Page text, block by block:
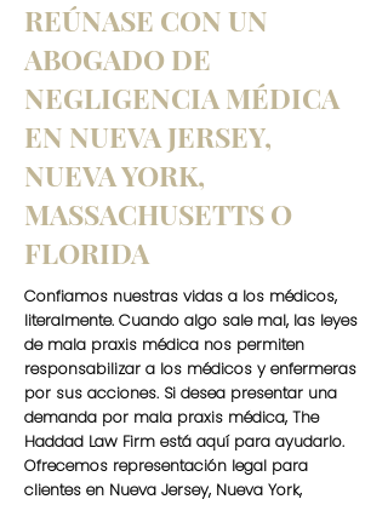
REÚNASE CON UN
ABOGADO DE
NEGLIGENCIA MÉDICA
EN NUEVA JERSEY,
NUEVA YORK,
MASSACHUSETTS O
FLORIDA
Confiamos nuestras vidas a los médicos,
literalmente. Cuando algo sale mal, las leyes
de mala praxis médica nos permiten
responsabilizar a los médicos y enfermeras
por sus acciones. Si desea presentar una
demanda por mala praxis médica, The
Haddad Law Firm está aquí para ayudarlo.
Ofrecemos representación legal para
clientes en Nueva Jersey, Nueva York,